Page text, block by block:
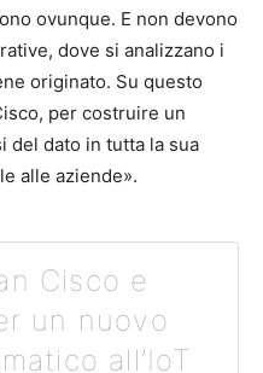
ovunque. E non devono
dove si analizzano i
originato. Su questo
per costruire un
del dato in tutta la sua
alle aziende».
Cisco e
un nuovo
all’IoT